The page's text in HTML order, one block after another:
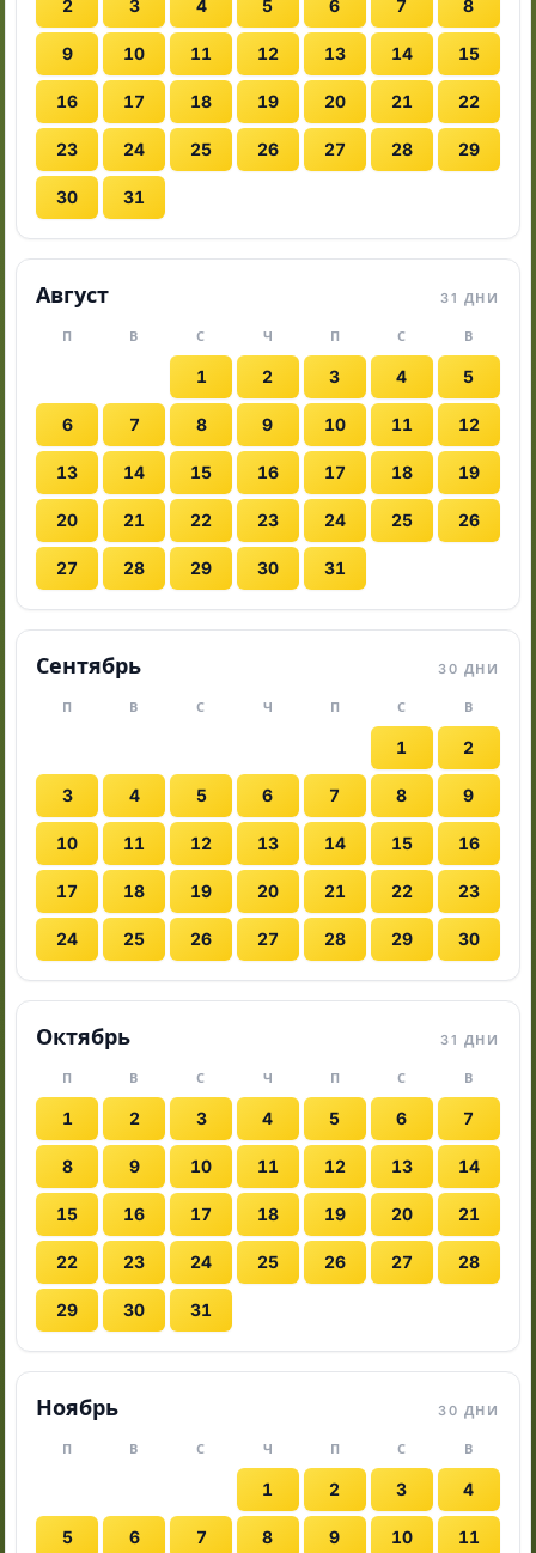
2 3 4 5 6 7 8
9 10 11 12 13 14 15
16 17 18 19 20 21 22
23 24 25 26 27 28 29
30 31
Август 31 ДНИ
П В С Ч П С В
1 2 3 4 5
6 7 8 9 10 11 12
13 14 15 16 17 18 19
20 21 22 23 24 25 26
27 28 29 30 31
Сентябрь 30 ДНИ
П В С Ч П С В
1 2
3 4 5 6 7 8 9
10 11 12 13 14 15 16
17 18 19 20 21 22 23
24 25 26 27 28 29 30
Октябрь 31 ДНИ
П В С Ч П С В
1 2 3 4 5 6 7
8 9 10 11 12 13 14
15 16 17 18 19 20 21
22 23 24 25 26 27 28
29 30 31
Ноябрь 30 ДНИ
П В С Ч П С В
1 2 3 4
5 6 7 8 9 10 11